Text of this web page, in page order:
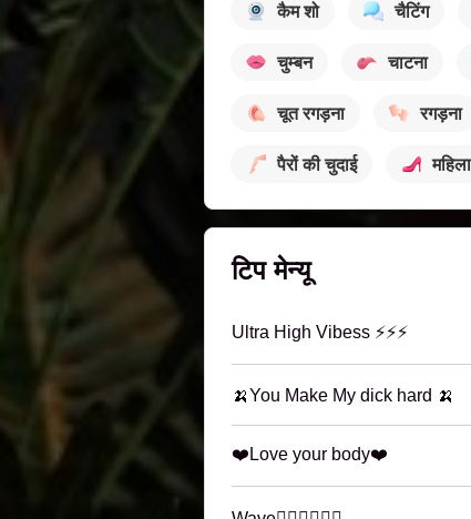
कैम शो चैटिंग
चुम्बन चाटना
चूत रगड़ना रगड़ना
पैरों की चुदाई
टिप मेन्यू
Ultra High Vibess ⚡⚡⚡
🍌You Make My dick hard 🍌
❤️Love your body❤️